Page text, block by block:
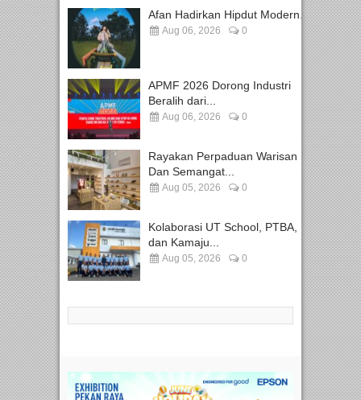
Afan Hadirkan Hipdut Modern...
Aug 06, 2026 0
APMF 2026 Dorong Industri
Beralih dari...
Aug 06, 2026 0
Rayakan Perpaduan Warisan
Dan Semangat...
Aug 05, 2026 0
Kolaborasi UT School, PTBA,
dan Kamaju...
Aug 05, 2026 0